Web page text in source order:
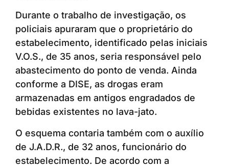
Durante o trabalho de investigação, os
policiais apuraram que o proprietário do
estabelecimento, identificado pelas iniciais
V.O.S., de 35 anos, seria responsável pelo
abastecimento do ponto de venda. Ainda
conforme a DISE, as drogas eram
armazenadas em antigos engradados de
bebidas existentes no lava-jato.
O esquema contaria também com o auxílio
de J.A.D.R., de 32 anos, funcionário do
estabelecimento. De acordo com a